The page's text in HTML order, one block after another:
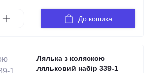
До кошика
Лялька з коляскою
ляльковий набір 339-1